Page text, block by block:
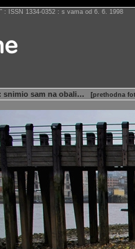
: ISSN 1334-0352 : s vama od 6. 6. 1998
: snimio sam na obali… [prethodna